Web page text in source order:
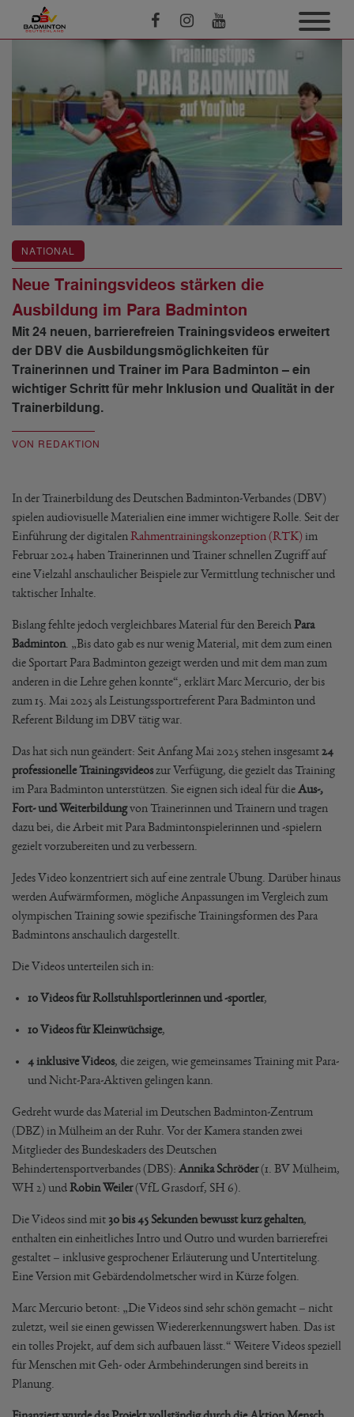
NATIONAL
Neue Trainingsvideos stärken die
Ausbildung im Para Badminton
Mit 24 neuen, barrierefreien Trainingsvideos erweitert
der DBV die Ausbildungsmöglichkeiten für
Trainerinnen und Trainer im Para Badminton – ein
wichtiger Schritt für mehr Inklusion und Qualität in der
Trainerbildung.
VON REDAKTION
In der Trainerbildung des Deutschen Badminton-Verbandes (DBV)
spielen audiovisuelle Materialien eine immer wichtigere Rolle. Seit der
Einführung der digitalen Rahmentrainingskonzeption (RTK) im
Februar 2024 haben Trainerinnen und Trainer schnellen Zugriff auf
eine Vielzahl anschaulicher Beispiele zur Vermittlung technischer und
taktischer Inhalte.
Bislang fehlte jedoch vergleichbares Material für den Bereich Para
Badminton . „Bis dato gab es nur wenig Material, mit dem zum einen
die Sportart Para Badminton gezeigt werden und mit dem man zum
anderen in die Lehre gehen konnte“, erklärt Marc Mercurio, der bis
zum 15. Mai 2025 als Leistungssportreferent Para Badminton und
Referent Bildung im DBV tätig war.
Das hat sich nun geändert: Seit Anfang Mai 2025 stehen insgesamt24
professionelle Trainingsvideoszur Verfügung, die gezielt das Training
im Para Badminton unterstützen. Sie eignen sich ideal für dieAus-,
Fort- und Weiterbildungvon Trainerinnen und Trainern und tragen
dazu bei, die Arbeit mit Para Badmintonspielerinnen und -spielern
gezielt vorzubereiten und zu verbessern.
Jedes Video konzentriert sich auf eine zentrale Übung. Darüber hinaus
werden Aufwärmformen, mögliche Anpassungen im Vergleich zum
olympischen Training sowie spezifische Trainingsformen des Para
Badmintons anschaulich dargestellt.
Die Videos unterteilen sich in:
10 Videos für Rollstuhlsportlerinnen und -sportler,
10 Videos für Kleinwüchsige,
4 inklusive Videos, die zeigen, wie gemeinsames Training mit Para-
und Nicht-Para-Aktiven gelingen kann.
Gedreht wurde das Material im Deutschen Badminton-Zentrum
(DBZ) in Mülheim an der Ruhr. Vor der Kamera standen zwei
Mitglieder des Bundeskaders des Deutschen
Behindertensportverbandes (DBS): Annika Schröder(1. BV Mülheim,
WH 2) und Robin Weiler(VfL Grasdorf, SH 6).
Die Videos sind mit30 bis 45 Sekunden bewusst kurz gehalten,
enthalten ein einheitliches Intro und Outro und wurden barrierefrei
gestaltet – inklusive gesprochener Erläuterung und Untertitelung.
Eine Version mit Gebärdendolmetscher wird in Kürze folgen.
Marc Mercurio betont: „Die Videos sind sehr schön gemacht – nicht
zuletzt, weil sie einen gewissen Wiedererkennungswert haben. Das ist
ein tolles Projekt, auf dem sich aufbauen lässt.“ Weitere Videos speziell
für Menschen mit Geh- oder Armbehinderungen sind bereits in
Planung.